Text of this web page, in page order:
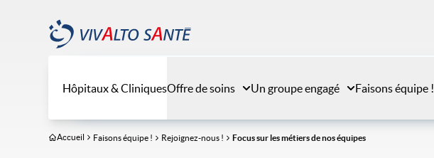
Hôpitaux & CliniquesOffre de soins Un groupe engagé Faisons équipe !
Accueil Faisons équipe ! Rejoignez-nous ! Focus sur les métiers de nos équipes